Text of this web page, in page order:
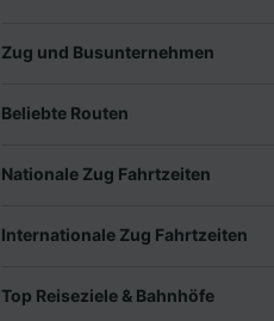
Zug und Busunternehmen
Beliebte Routen
Nationale Zug Fahrtzeiten
Internationale Zug Fahrtzeiten
Top Reiseziele & Bahnhöfe